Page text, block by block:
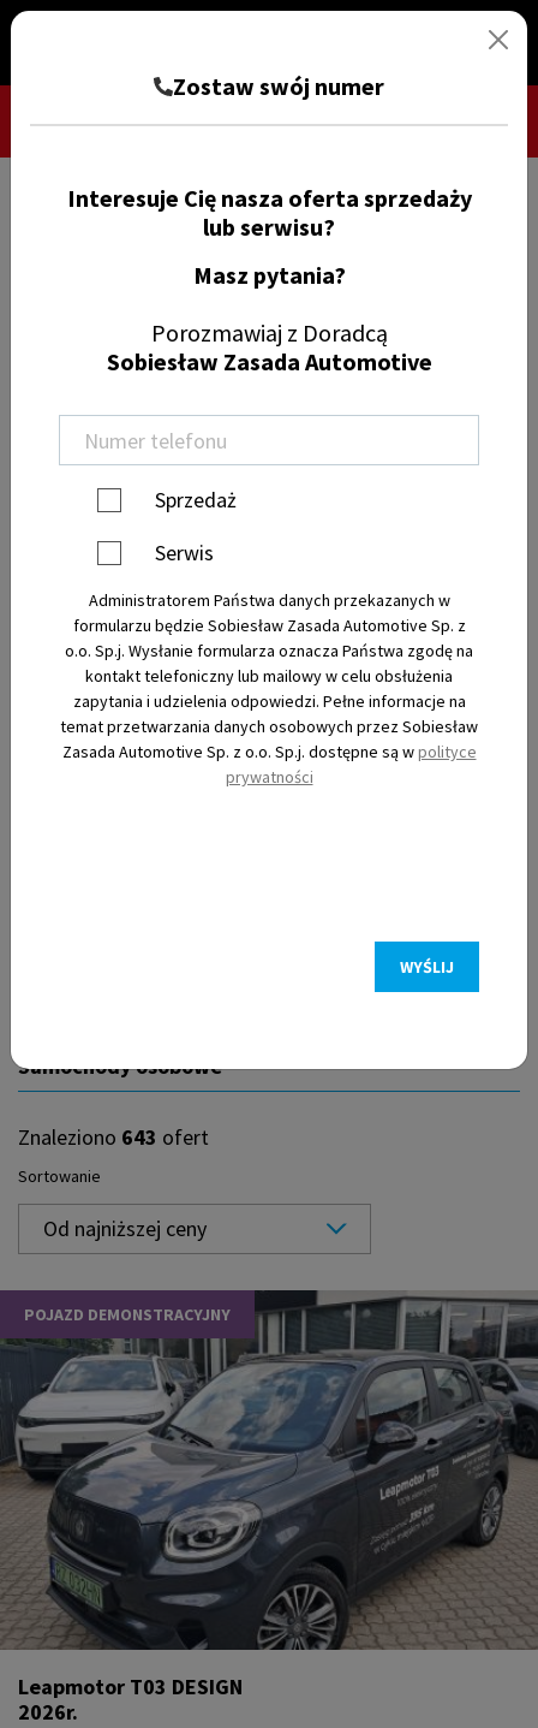
TRYB CIEMNY ZGŁOŚ SZKODĘ
Marka
Model
Nowe
Używane
Elektryczne
Samochody osobowe
Znaleziono 643 ofert
Sortowanie
Od najniższej ceny
POJAZD DEMONSTRACYJNY
Leapmotor T03 DESIGN
2026r.
Zostaw swój numer
Interesuje Cię nasza oferta sprzedaży
lub serwisu?
Masz pytania?
Porozmawiaj z Doradcą
Sobiesław Zasada Automotive
Sprzedaż
Serwis
Administratorem Państwa danych przekazanych w
formularzu będzie Sobiesław Zasada Automotive Sp. z
o.o. Sp.j. Wysłanie formularza oznacza Państwa zgodę na
kontakt telefoniczny lub mailowy w celu obsłużenia
zapytania i udzielenia odpowiedzi. Pełne informacje na
temat przetwarzania danych osobowych przez Sobiesław
Zasada Automotive Sp. z o.o. Sp.j. dostępne są wpolityce
prywatności
WYŚLIJ